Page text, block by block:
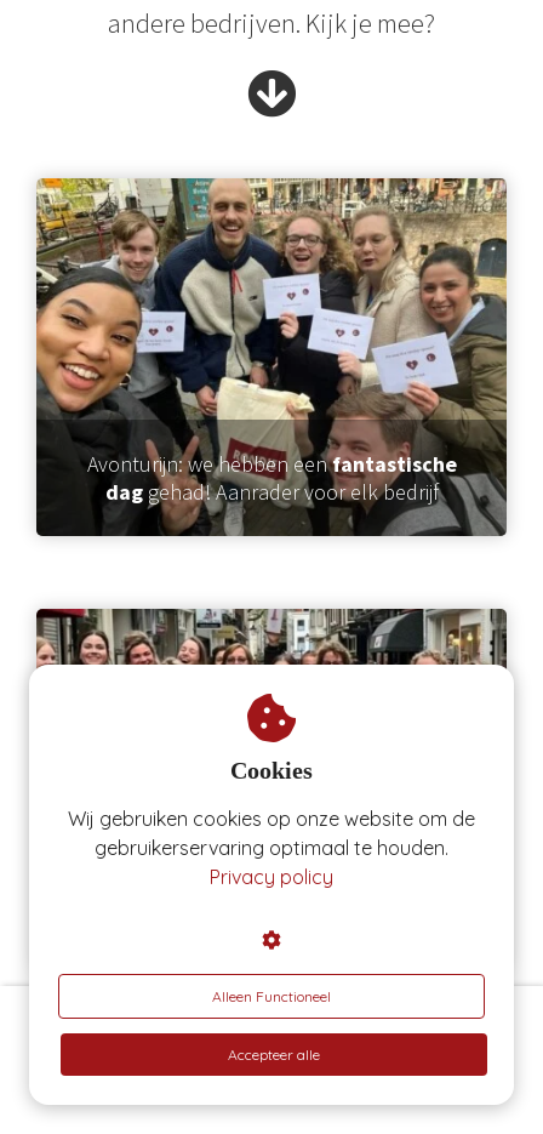
andere bedrijven. Kijk je mee?
Avonturijn: we hebben eenfantastische
daggehad! Aanrader voor elk bedrijf
WKZ: Het was een topdag!
Echt enorm veel
Even online sparren?
Beoordeeld met 4.9 sterren
Cookies
Wij gebruiken cookies op onze website om de
gebruikerservaring optimaal te houden.
Privacy policy
Alleen Functioneel
Accepteer alle